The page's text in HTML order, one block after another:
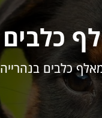
כלבים
כלבים